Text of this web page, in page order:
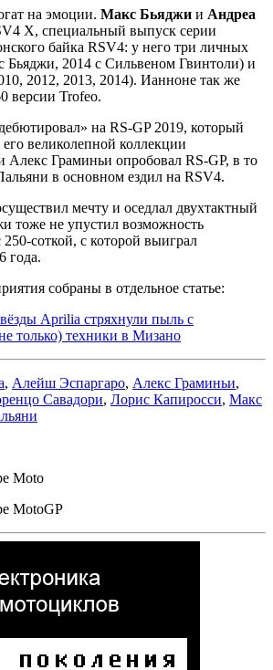
на эмоции. Макс Бьяджи и Андреа
X, специальный выпуск серии
байка RSV4: у него три личных
Бьяджи, 2014 с Сильвеном Гвинтоли) и
2012, 2013, 2014). Ианноне так же
версии Trofeo.
на RS-GP 2019, который
великолепной коллекции
Алекс Граминьи опробовал RS-GP, в то
в основном ездил на RSV4.
мечту и оседлал двухтактный
тоже не упустил возможность
250-соткой, с которой выиграл
года.
собраны в отдельное статье:
Aprilia стряхнули пыль с
только) техники в Мизано
, Алейш Эспаргаро, Алекс Граминьи,
Савадори, Лорис Капиросси, Макс
Moto
MotoGP